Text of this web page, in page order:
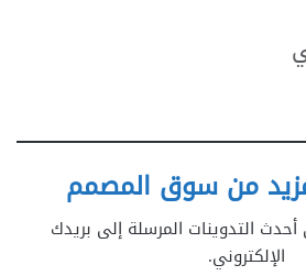
من سوق المصمم
التدوينات المرسلة إلى بريدك
الإلكتروني.